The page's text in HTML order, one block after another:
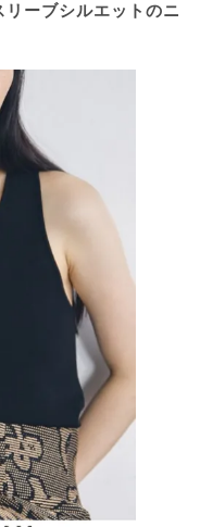
ーブシルエットのニ